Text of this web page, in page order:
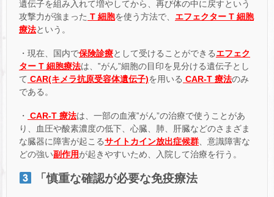
遺伝子を組み入れて増やしてから、再び体の中に戻すという
攻撃力が強まった T 細胞を使う方法で、 エフェクター T 細胞
療法という。
・現在、国内で保険診療として受けることができるエフェク
ター T 細胞療法は、‟がん”細胞の目印を見分ける遺伝子とし
て CAR(キメラ抗原受容体遺伝子)を用いる CAR-T 療法のみ
である。
・ CAR-T 療法は、一部の血液‟がん”の治療で使うことがあ
り、血圧や酸素濃度の低下、心臓、肺、肝臓などのさまざま
な臓器に障害が起こるサイトカイン放出症候群 、意識障害な
どの強い副作用が起きやすいため、入院して治療を行う。
「慎重な確認が必要な免疫療法